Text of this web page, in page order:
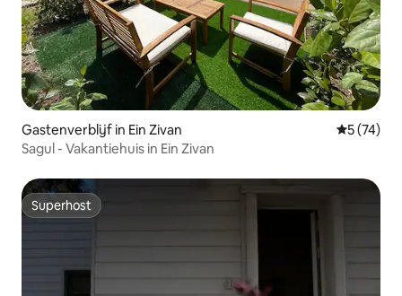
Gastenverblijf in Ein Zivan
5 (74)
Sagul - Vakantiehuis in Ein Zivan
Superhost
Superhost